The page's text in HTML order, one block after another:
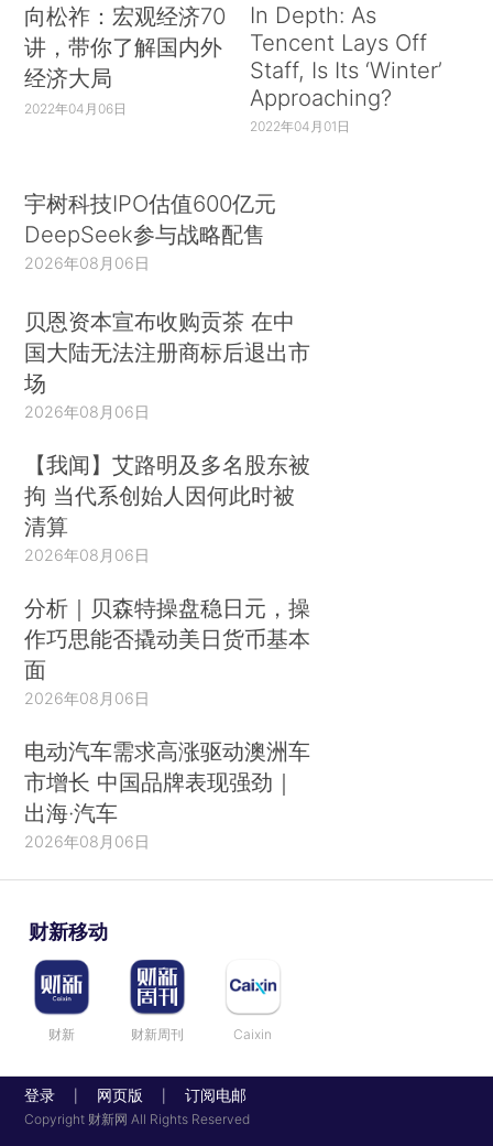
向松祚：宏观经济70
讲，带你了解国内外
经济大局
2022年04月06日
In Depth: As
Tencent Lays Off
Staff, Is Its ‘Winter’
Approaching?
2022年04月01日
宇树科技IPO估值600亿元
DeepSeek参与战略配售
2026年08月06日
贝恩资本宣布收购贡茶 在中
国大陆无法注册商标后退出市
场
2026年08月06日
【我闻】艾路明及多名股东被
拘 当代系创始人因何此时被
清算
2026年08月06日
分析｜贝森特操盘稳日元，操
作巧思能否撬动美日货币基本
面
2026年08月06日
电动汽车需求高涨驱动澳洲车
市增长 中国品牌表现强劲｜
出海·汽车
2026年08月06日
财新移动
财新 财新周刊 Caixin
登录 网页版 订阅电邮
Copyright 财新网 All Rights Reserved